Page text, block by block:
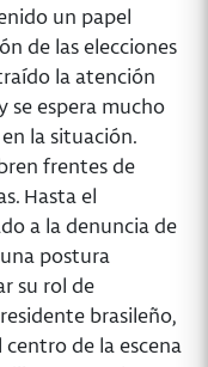
un papel
de las elecciones
la atención
se espera mucho
la situación.
frentes de
Hasta el
a la denuncia de
postura
su rol de
brasileño,
centro de la escena